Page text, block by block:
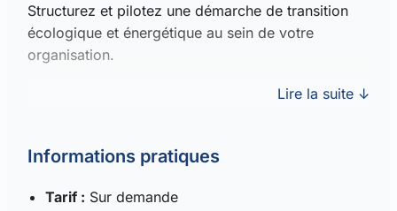
Structurez et pilotez une démarche de transition
écologique et énergétique au sein de votre
organisation.
Lire la suite ↓
Informations pratiques
Tarif : Sur demande